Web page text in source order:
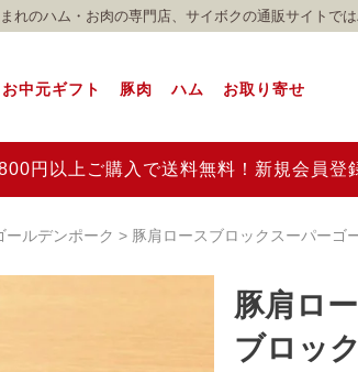
れのハム・お肉の専門店、サイボクの通販サイトで
お中元ギフト 豚肉 ハム お取り寄せ
円以上ご購入で送料無料！新規会員
ールデンポーク 豚肩ロースブロックスーパーゴ
豚肩ロ
ブロック